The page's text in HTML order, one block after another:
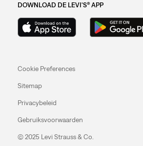
DOWNLOAD DE LEVI'S® APP
Cookie Preferences
Sitemap
Privacybeleid
Gebruiksvoorwaarden
© 2025 Levi Strauss & Co.